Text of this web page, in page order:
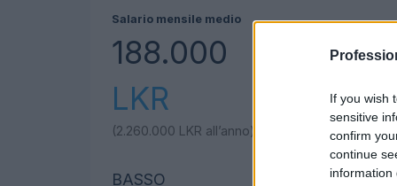
If you wish
sensitive
confirm
continue
information
Salario mensile medio
188.000
LKR
(2.260.000 LKR all’anno)
BASSO